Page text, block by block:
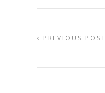
PREVIOUS POST